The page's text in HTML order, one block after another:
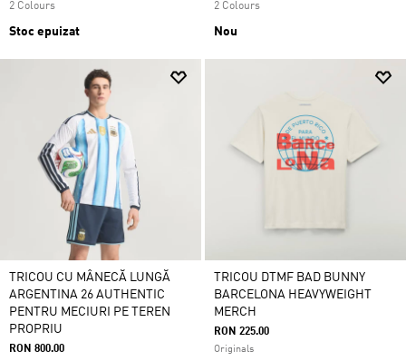
2 Colours
Stoc epuizat
2 Colours
Nou
TRICOU CU MÂNECĂ LUNGĂ
ARGENTINA 26 AUTHENTIC
PENTRU MECIURI PE TEREN
PROPRIU
RON 800.00
TRICOU DTMF BAD BUNNY
BARCELONA HEAVYWEIGHT
MERCH
RON 225.00
Originals